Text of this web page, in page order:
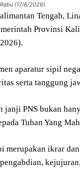
(17/6/2026).
Tengah,
Provinsi
aparatur sipil
serta tanggung
PNS bukan
Tuhan Yang
ikrar